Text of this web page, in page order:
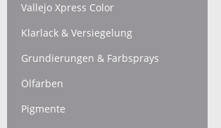
Vallejo Xpress Color
Klarlack & Versiegelung
Grundierungen & Farbsprays
Ölfarben
Pigmente